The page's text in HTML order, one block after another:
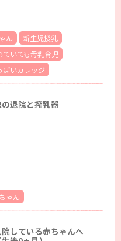
ん
新生児授乳
ていても母乳育児
ぱいカレッジ
退院と搾乳器
ゃん
院している赤ちゃんへ